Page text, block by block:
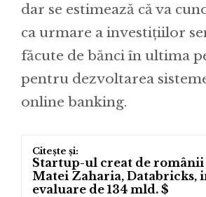
dar se estimează că va
ca urmare a investițiilor
făcute de bănci în ultima
pentru dezvoltarea
online banking.
Startup-ul creat de românii
Matei Zaharia, Databricks,
evaluare de 134 mld. $